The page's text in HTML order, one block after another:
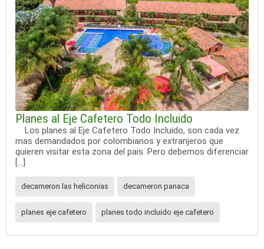
Planes al Eje Cafetero Todo Incluido
Los planes al Eje Cafetero Todo Incluido, son cada vez
mas demandados por colombianos y extranjeros que
quieren visitar esta zona del pais. Pero debemos diferenciar
[…]
decameron las heliconias decameron panaca
planes eje cafetero planes todo incluido eje cafetero